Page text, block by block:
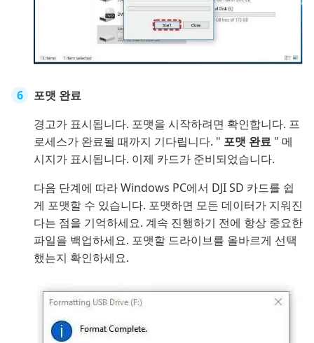
포맷 완료
경고가 표시됩니다. 포맷을 시작하려면 확인합니다. 프
로세스가 완료될 때까지 기다립니다. " 포맷 완료 " 메
시지가 표시됩니다. 이제 카드가 준비되었습니다.
다음 단계에 따라 Windows PC에서 DJI SD 카드를 쉽
게 포맷할 수 있습니다. 포맷하면 모든 데이터가 지워진
다는 점을 기억하세요. 계속 진행하기 전에 항상 중요한
파일을 백업하세요. 포맷할 드라이브를 올바르게 선택
했는지 확인하세요.